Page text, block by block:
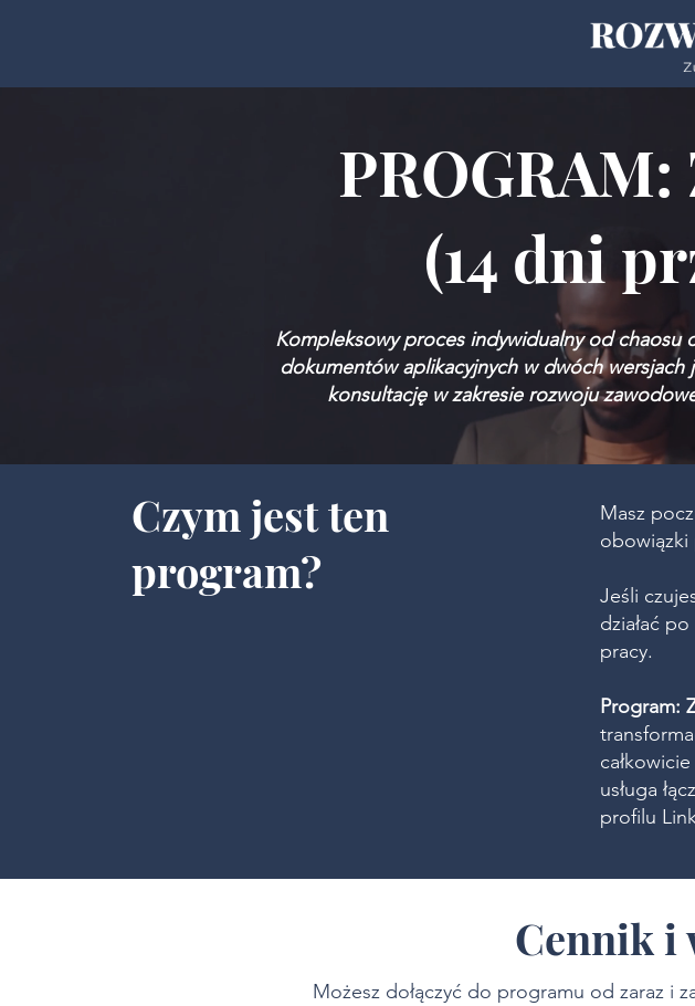
(14 dni
Kompleksowy proces indywidualny od chaosu
dokumentów aplikacyjnych w dwóch
konsultację w zakresie rozwoju
Czym jest ten
program?
Masz
obowiązki
Jeśli
działać
pracy.
Program:
usługa
profilu
Cennik i
Możesz dołączyć do programu od zaraz i